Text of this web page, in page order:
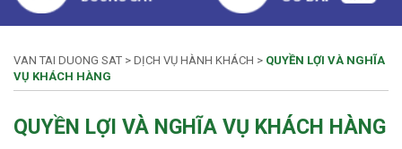
VAN TAI DUONG SAT > DỊCH VỤ HÀNH KHÁCH > QUYỀN LỢI VÀ NGHĨA
VỤ KHÁCH HÀNG
QUYỀN LỢI VÀ NGHĨA VỤ KHÁCH HÀNG